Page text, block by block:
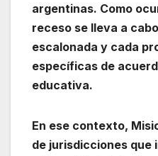
argentinas. Como
receso se lleva a
escalonada y cada
específicas de
educativa.
En ese contexto,
de jurisdicciones que